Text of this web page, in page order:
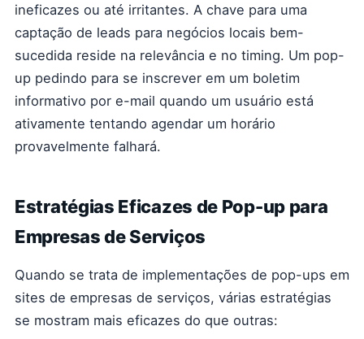
ineficazes ou até irritantes. A chave para uma
captação de leads para negócios locais bem-
sucedida reside na relevância e no timing. Um pop-
up pedindo para se inscrever em um boletim
informativo por e-mail quando um usuário está
ativamente tentando agendar um horário
provavelmente falhará.
Estratégias Eficazes de Pop-up para
Empresas de Serviços
Quando se trata de implementações de pop-ups em
sites de empresas de serviços, várias estratégias
se mostram mais eficazes do que outras: